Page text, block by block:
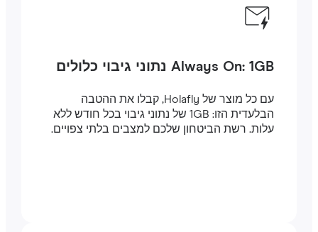
Always On: 1GB נתוני גיבוי כלולים
עם כל מוצר של Holafly, קבלו את ההטבה
הבלעדית הזו: 1GB של נתוני גיבוי בכל חודש ללא
עלות. רשת הביטחון שלכם למצבים בלתי צפויים.